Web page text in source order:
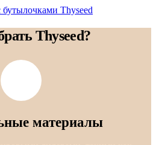
Thyseed?
материалы